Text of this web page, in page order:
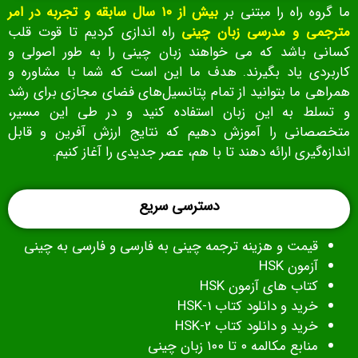
ما گروه راه را مبتنی بر
بیش از ۱۰ سال سابقه و تجربه در امر
مترجمی و مدرسی زبان چینی راه اندازی کردیم تا قوت قلب
کسانی باشد که می خواهند زبان چینی را به طور اصولی و
کاربردی یاد بگیرند. هدف ما این است که شما با مشاوره و
همراهی ما بتوانید از تمام پتانسیل‌های فضای مجازی برای رشد
و تسلط به این زبان استفاده کنید و در طی این مسیر،
متخصصانی را آموزش دهیم که نتایج ارزش‌ آفرین و قابل‌
اندازه‌گیری ارائه دهند تا با هم، عصر جدیدی را آغاز کنیم.
دسترسی سریع
قیمت و هزینه ترجمه چینی به فارسی و فارسی به چینی
آزمون HSK
کتاب های آزمونHSK
خرید و دانلود کتاب HSK-1
خرید و دانلود کتاب HSK-2
منابع مکالمه ۰ تا ۱۰۰ زبان چینی